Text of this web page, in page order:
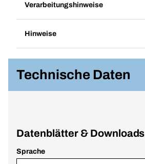
Verarbeitungshinweise
Hinweise
Technische Daten
Datenblätter & Downloads
Sprache